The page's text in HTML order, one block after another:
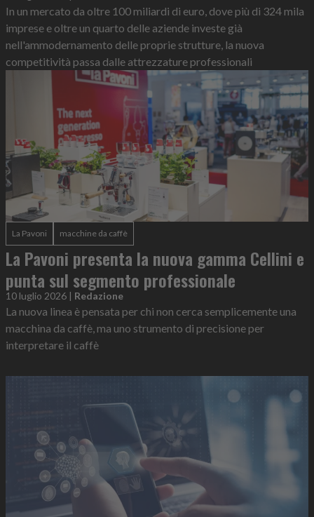
In un mercato da oltre 100 miliardi di euro, dove più di 324 mila
imprese e oltre un quarto delle aziende investe già
nell'ammodernamento delle proprie strutture, la nuova
competitività passa dalle attrezzature professionali
La Pavoni macchine da caffè
La Pavoni presenta la nuova gamma Cellini e
punta sul segmento professionale
10 luglio 2026 | Redazione
La nuova linea è pensata per chi non cerca semplicemente una
macchina da caffè, ma uno strumento di precisione per
interpretare il caffè